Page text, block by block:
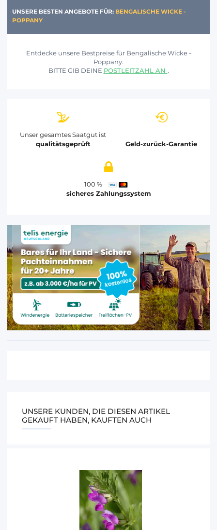
UNSERE BESTEN ANGEBOTE FÜR: BENGALISCHE WICKE -
POPPANY
Entdecke unsere Bestpreise für Bengalische Wicke -
Poppany.
BITTE GIB DEINE POSTLEITZAHL AN .
Unser gesamtes Saatgut ist
qualitätsgeprüft
Geld-zurück-Garantie
100 %
sicheres Zahlungssystem
UNSERE KUNDEN, DIE DIESEN ARTIKEL
GEKAUFT HABEN, KAUFTEN AUCH